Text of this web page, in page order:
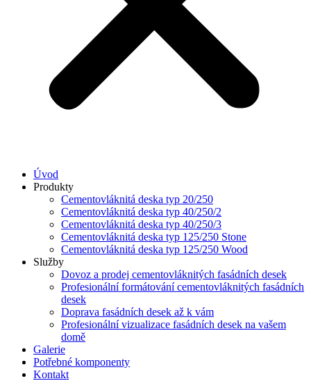
Úvod
Produkty
Cementovláknitá deska typ 20/250
Cementovláknitá deska typ 40/250/2
Cementovláknitá deska typ 40/250/3
Cementovláknitá deska typ 125/250 Stone
Cementovláknitá deska typ 125/250 Wood
Služby
Dovoz a prodej cementovláknitých fasádních desek
Profesionální formátování cementovláknitých fasádních
desek
Doprava fasádních desek až k vám
Profesionální vizualizace fasádních desek na vašem
domě
Galerie
Potřebné komponenty
Kontakt